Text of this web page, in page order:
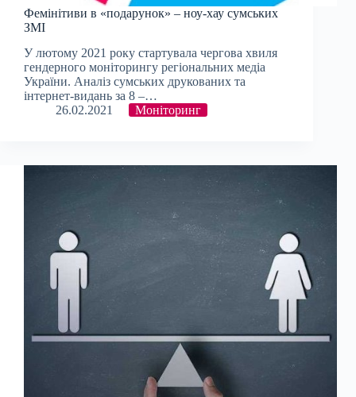
Фемінітиви в «подарунок» – ноу-хау сумських
ЗМІ
У лютому 2021 року стартувала чергова хвиля
гендерного моніторингу регіональних медіа
України. Аналіз сумських друкованих та
інтернет-видань за 8 –…
26.02.2021
Моніторинг